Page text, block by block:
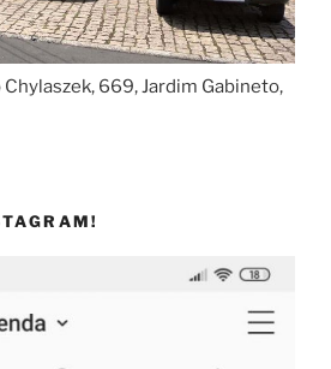
Chylaszek, 669, Jardim Gabineto,